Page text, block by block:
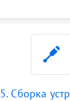
5. Сборка